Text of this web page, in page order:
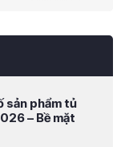
sản phẩm tủ
– Bề mặt